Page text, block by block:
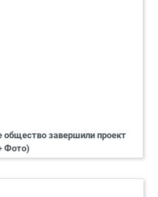
общество завершили проект
Фото)